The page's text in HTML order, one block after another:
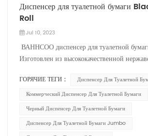
Диспенсер для туалетной бумаги
Roll
Jul 10, 2023
ВАННСОО диспенсер для туалетной
Изготовлен из высококачественной
Черная окраска вокруг корпуса из
предотвращает коммерческий диспенсер
бумаги от ржавчины. Прочный и
черный диспенсер для туалетной бумаги
ГОРЯЧИЕ ТЕГИ :
Диспенсер Для Туалетной
Коммерческий Диспенсер Для Туалетной Бумаги
Черный Диспенсер Для Туалетной Бумаги
Диспенсер Для Туалетной Бумаги Jumbo